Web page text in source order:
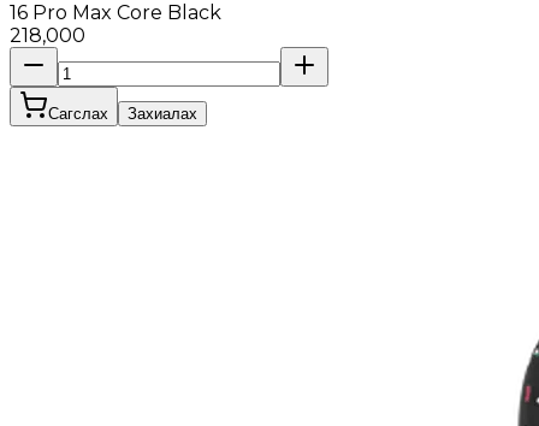
16 Pro Max Core Black
218,000
Сагслах Захиалах